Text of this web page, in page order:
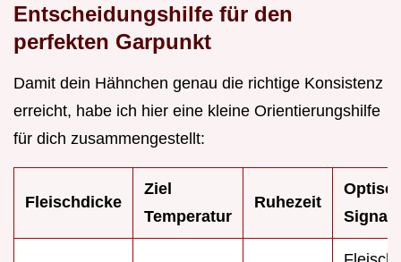
Entscheidungshilfe für den
perfekten Garpunkt
Damit dein Hähnchen genau die richtige Konsistenz
erreicht, habe ich hier eine kleine Orientierungshilfe
für dich zusammengestellt:
Fleischdicke
Ziel
Temperatur
Ruhezeit
Signal